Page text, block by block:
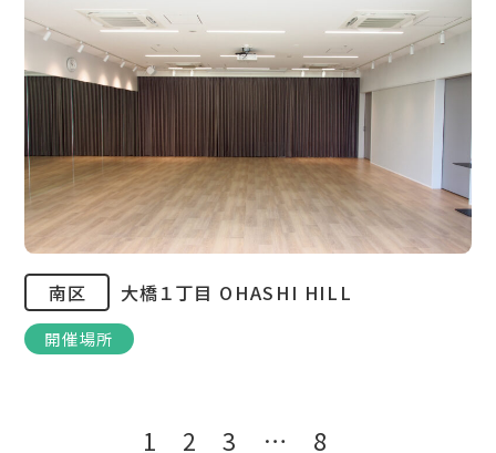
南区 大橋１丁目 OHASHI HILL
開催場所
1 2 3 … 8